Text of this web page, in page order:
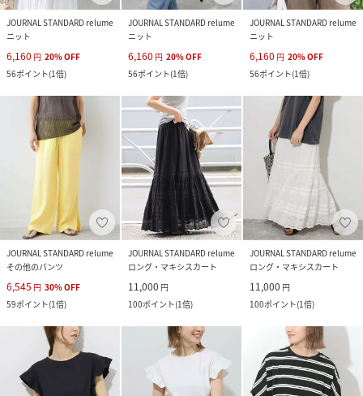
JOURNAL STANDARD relume
ニット
6,160 円 20%OFF
56ポイント(1倍)
JOURNAL STANDARD relume
ニット
6,160 円 20%OFF
56ポイント(1倍)
JOURNAL STANDARD relume
ニット
6,160 円 20%OFF
56ポイント(1倍)
JOURNAL STANDARD relume
その他のパンツ
6,545 円 30%OFF
59ポイント(1倍)
JOURNAL STANDARD relume
ロング・マキシスカート
11,000 円
100ポイント(1倍)
JOURNAL STANDARD relume
ロング・マキシスカート
11,000 円
100ポイント(1倍)